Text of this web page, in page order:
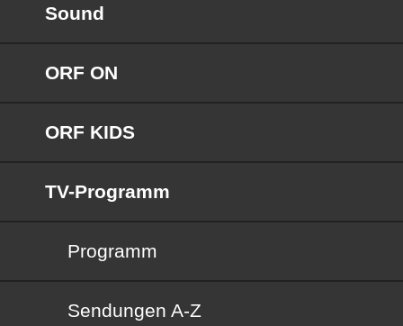
Sound
ORF ON
ORF KIDS
TV-Programm
Programm
Sendungen von A bis Z
Sendungen A-Z